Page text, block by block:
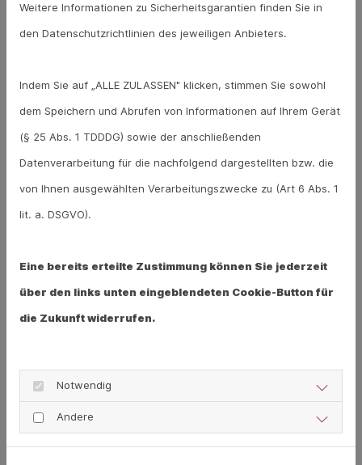
Ja, ich habe die
einverstanden, dass die von mir angegeben
Daten elektronisch erhoben und gespeichert
zweckgebunden zur Bearbeitung und
Einwilligung kann ich jederzeit unter
rnz.apo@web.de
*Pflichtfeld
Weitere Informationen zu Sicherheitsgarantien finden Sie in
den Datenschutzrichtlinien des jeweiligen Anbieters.
Indem Sie auf „ALLE ZULASSEN" klicken, stimmen Sie sowohl
dem Speichern und Abrufen von Informationen auf Ihrem Gerät
(§ 25 Abs. 1 TDDDG) sowie der anschließenden
Datenverarbeitung für die nachfolgend dargestellten bzw. die
von Ihnen ausgewählten Verarbeitungszwecke zu (Art 6 Abs. 1
lit. a. DSGVO).
Eine bereits erteilte Zustimmung können Sie jederzeit
über den links unten eingeblendeten Cookie-Button für
die Zukunft widerrufen.
Notwendig
Andere